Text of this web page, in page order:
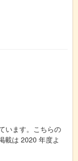
います。こちらの
載は 2020 年度よ